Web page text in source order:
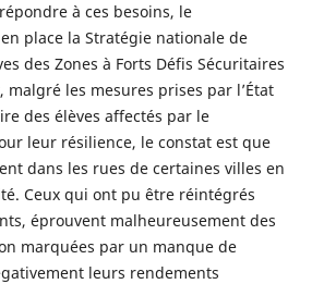
à ces besoins, le
place la Stratégie nationale de
des Zones à Forts Défis Sécuritaires
malgré les mesures prises par l’État
des élèves affectés par le
leur résilience, le constat est que
dans les rues de certaines villes en
Ceux qui ont pu être réintégrés
éprouvent malheureusement des
marquées par un manque de
leurs rendements